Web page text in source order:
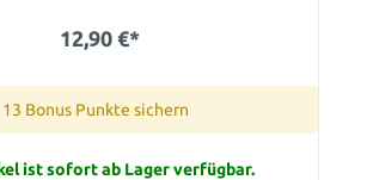
12,90 €*
13 Bonus Punkte sichern
ist sofort ab Lager verfügbar.